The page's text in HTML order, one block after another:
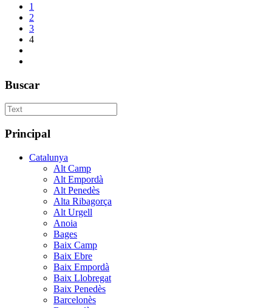
1
2
3
4
Buscar
Principal
Catalunya
Alt Camp
Alt Empordà
Alt Penedès
Alta Ribagorça
Alt Urgell
Anoia
Bages
Baix Camp
Baix Ebre
Baix Empordà
Baix Llobregat
Baix Penedès
Barcelonès